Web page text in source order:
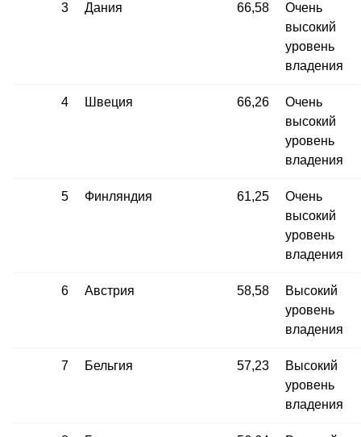
3 Дания 66,58
Очень
высокий
уровень
владения
4 Швеция 66,26
Очень
высокий
уровень
владения
5 Финляндия 61,25
Очень
высокий
уровень
владения
6 Австрия 58,58
Высокий
уровень
владения
7 Бельгия 57,23
Высокий
уровень
владения